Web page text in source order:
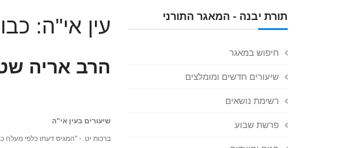
תורת יבנה - המאגר התורני
חיפוש במאגר
שיעורים חדשים ומומלצים
רשימת נושאים
פרשת שבוע
עין אי"ה:
הרב אריה
שיעורים בעין אי"ה
ברכות יט. - "המגיס דעתו כלפי מעלה